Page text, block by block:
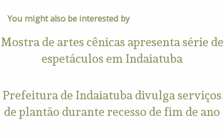
You might also be interested by
Mostra de artes cênicas apresenta série de
espetáculos em Indaiatuba
Prefeitura de Indaiatuba divulga serviços
de plantão durante recesso de fim de ano